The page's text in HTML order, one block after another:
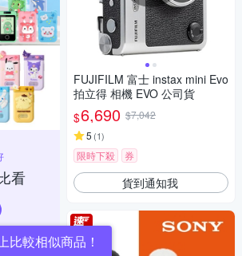
看
比較相似商品！
FUJIFILM 富士 instax mini Evo
拍立得 相機 EVO 公司貨
$6,690 $7,042
5 (1)
限時下殺 券
貨到通知我